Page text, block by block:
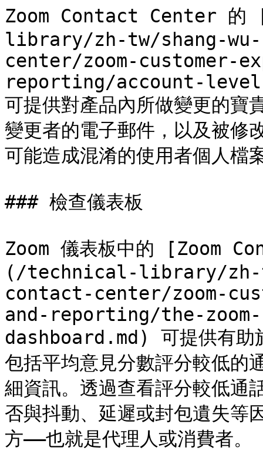
Zoom Contact Center
library/zh-tw/shang-
center/zoom-customer-
reporting/account-
可提供對產品內所做變更的寶
變更者的電子郵件，以及被修
可能造成混淆的使用者個人檔
### 檢查儀表板
Zoom 儀表板中的 [Zoom
(/technical-library/zh-
contact-center/zoom-
and-reporting/the-
dashboard.md) 可提供有助
包括平均意見分數評分較低的
細資訊。透過查看評分較低通
否與抖動、延遲或封包遺失等
方——也就是代理人或消費者。